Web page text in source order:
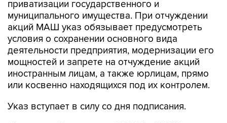
акций МАШ указ обязывает предусмотреть
условия о сохранении основного вида
деятельности предприятия, модернизации его
мощностей и запрете на отчуждение акций
иностранным лицам, а также юрлицам, прямо
или косвенно находящихся под их контролем.
Указ вступает в силу со дня подписания.
Пакет акций в размере 66,06% в МАШ